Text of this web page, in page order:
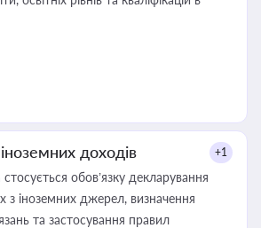
доходів +1
стосується обов’язку декларування
з іноземних джерел, визначення
та застосування правил